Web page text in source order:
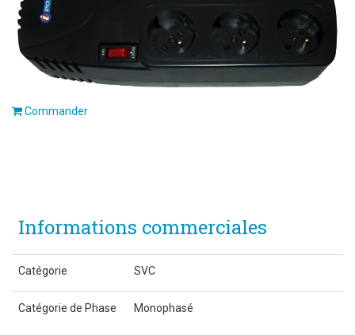
Commander
Informations commerciales
Catégorie SVC
Catégorie de Phase Monophasé